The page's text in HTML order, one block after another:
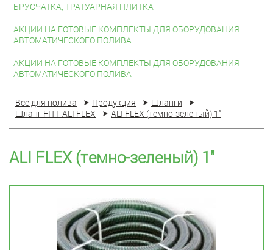
БРУСЧАТКА, ТРАТУАРНАЯ ПЛИТКА
АКЦИИ НА ГОТОВЫЕ КОМПЛЕКТЫ ДЛЯ ОБОРУДОВАНИЯ
АВТОМАТИЧЕСКОГО ПОЛИВА
АКЦИИ НА ГОТОВЫЕ КОМПЛЕКТЫ ДЛЯ ОБОРУДОВАНИЯ
АВТОМАТИЧЕСКОГО ПОЛИВА
Все для полива Продукция
Шланги
Шланг FITT ALI FLEX
ALI FLEX (темно-зеленый) 1"
ALI FLEX (темно-зеленый) 1"